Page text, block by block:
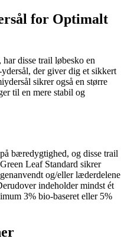
for Optimalt
disse trail løbesko en
der giver dig et sikkert
sikrer også en større
til en mere stabil og
bæredygtighed, og disse trail
Leaf Standard sikrer
og/eller læderdelene
indeholder mindst ét
3% bio-baseret eller 5%